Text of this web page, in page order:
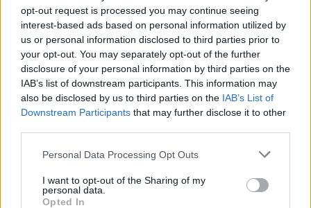
opt-out request is processed you may continue seeing
interest-based ads based on personal information utilized by
us or personal information disclosed to third parties prior to
your opt-out. You may separately opt-out of the further
disclosure of your personal information by third parties on the
IAB’s list of downstream participants. This information may
also be disclosed by us to third parties on the IAB’s List of
Downstream Participants that may further disclose it to other
Personal Data Processing Opt Outs
I want to opt-out of the Sharing of my
personal data.
Opted In
agentes han podido corroborar que
actuó en connivencia con ellos. Así
mismo, la pequeña afectada ha sido
ingresada en un centro de acogida
ubicado en Tenerife.
Una vez en sede policial, el detenido
reconoció de manera voluntaria no ser
el padre de la pequeña. Mientras, la
que le serán realizadas las pruebas de
ADN correspondientes con la finalidad
de poder determinar si realmente se
trata de la madre de la menor.